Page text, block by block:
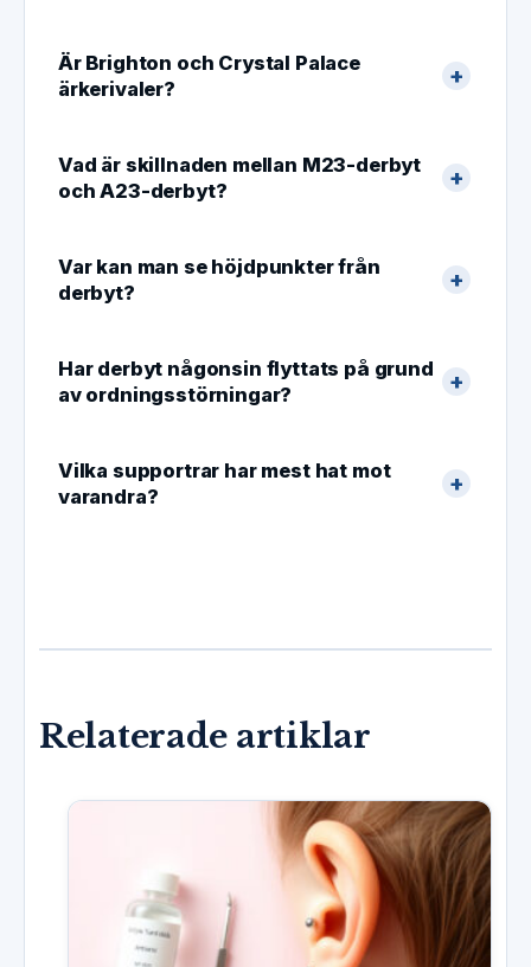
Är Brighton och Crystal Palace
ärkerivaler?
Vad är skillnaden mellan M23-derbyt
och A23-derbyt?
Var kan man se höjdpunkter från
derbyt?
Har derbyt någonsin flyttats på grund
av ordningsstörningar?
Vilka supportrar har mest hat mot
varandra?
Relaterade artiklar